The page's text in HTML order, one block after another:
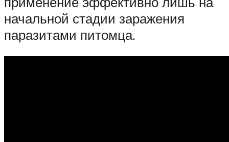
начальной стадии заражения
паразитами питомца.